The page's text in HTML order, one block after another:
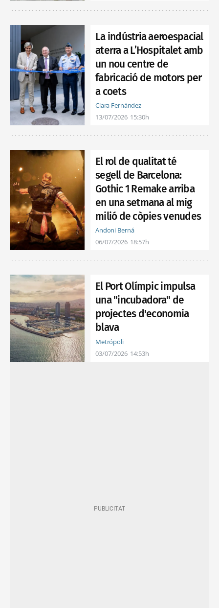
La indústria aeroespacial
aterra a L’Hospitalet amb
un nou centre de
fabricació de motors per
a coets
Clara Fernández
13/07/2026 15:30h
El rol de qualitat té
segell de Barcelona:
Gothic 1 Remake arriba
en una setmana al mig
milió de còpies venudes
Andoni Berná
06/07/2026 18:57h
El Port Olímpic impulsa
una "incubadora" de
projectes d'economia
blava
Metrópoli
03/07/2026 14:53h